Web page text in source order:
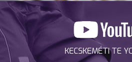
KECSKEMÉTI TE